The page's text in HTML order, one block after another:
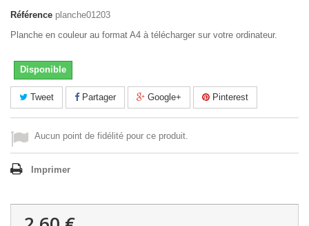
Référence planche01203
Planche en couleur au format A4 à télécharger sur votre ordinateur.
Disponible
Tweet Partager Google+ Pinterest
Aucun point de fidélité pour ce produit.
Imprimer